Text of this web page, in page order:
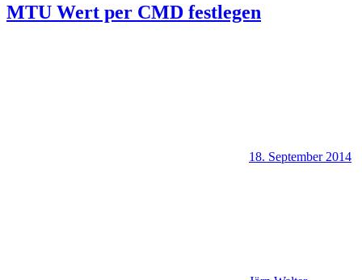
MTU Wert per CMD festlegen
18. September 2014